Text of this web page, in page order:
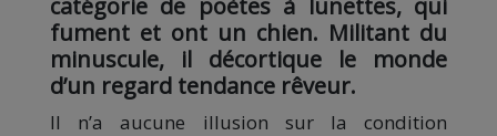
catégorie de poètes à lunettes, qui
fument et ont un chien. Militant du
minuscule, il décortique le monde
d’un regard tendance rêveur.
Il n’a aucune illusion sur la condition